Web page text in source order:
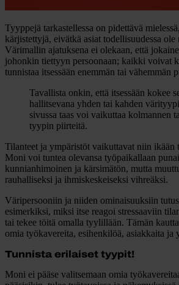
Tyyppejä tarkastellessa on pidettävä
kärjistettyjä, eivätkä asiat todellisuudessa
Värimallin ajatuksena ei olekaan, että
johonkin tiettyyn persoonaan; kaikki voivat
tunnistaa itsessään enemmän tai vähemmän
Tavallista onkin, että itsessään kokee
hallitsevana yhden tai kahden
sivussa taas voi vaikuttaa kolmannen
tyypin piirteitä.
Tilanteet ja ympäristöt vaikuttavat niin ikään
Moni voi tuntea olevansa työpaikallaan
kunnianhimoinen ja kärsimätön, mutta
rauhalliseksi ja ihmiskeskeiseksi vihreäksi.
Väripersooniin ja niiden ominaisuuksiin
esimerkiksi, miksi itse reagoi stressaaviin
tai tekee töitä omalla tyylillään. Tämän
omia työkavereita, esihenkilöä, asiakkaita ja
Tunnista erilaiset tyypit!
Moni ei pääse valitsemaan omia